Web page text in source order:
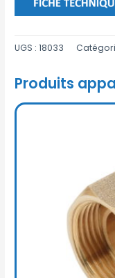
UGS :18033
Produits